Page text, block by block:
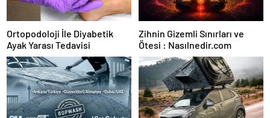
Ortopodoloji İle Diyabetik
Ayak Yarası Tedavisi
Zihnin Gizemli Sınırları ve
Ötesi : Nasılnedir.com